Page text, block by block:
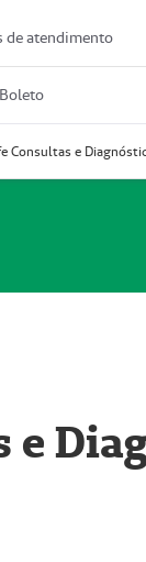
de atendimento
e